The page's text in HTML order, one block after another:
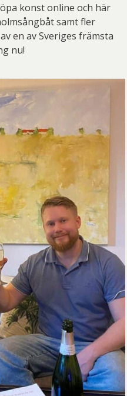
konst online och här
samt fler
en av Sveriges främsta
nu!